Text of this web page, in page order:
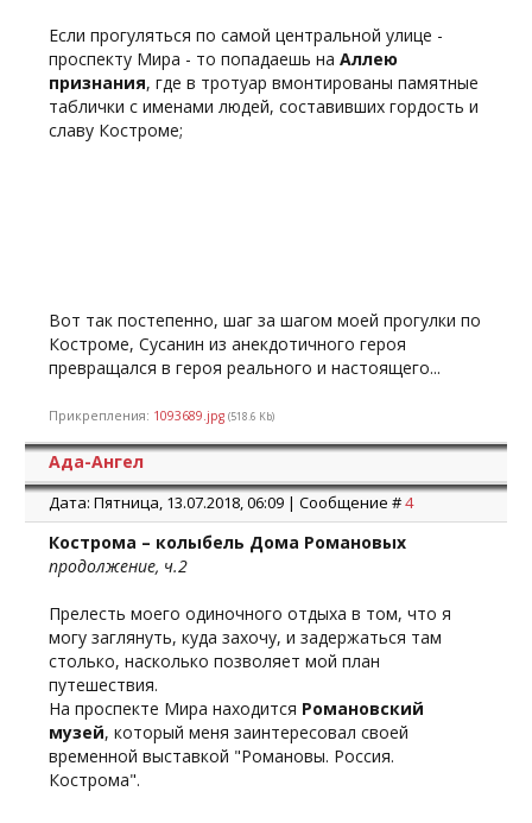
Если прогуляться по самой центральной улице -
проспекту Мира - то попадаешь на Аллею
признания, где в тротуар вмонтированы памятные
таблички с именами людей, составивших гордость и
славу Костроме;
Вот так постепенно, шаг за шагом моей прогулки по
Костроме, Сусанин из анекдотичного героя
превращался в героя реального и настоящего...
Прикрепления: 1093689.jpg (518.6 Kb)
Ада-Ангел
Дата: Пятница, 13.07.2018, 06:09 | Сообщение #4
Кострома – колыбель Дома Романовых
продолжение, ч.2
Прелесть моего одиночного отдыха в том, что я
могу заглянуть, куда захочу, и задержаться там
столько, насколько позволяет мой план
путешествия.
На проспекте Мира находится Романовский
музей, который меня заинтересовал своей
временной выставкой "Романовы. Россия.
Кострома".